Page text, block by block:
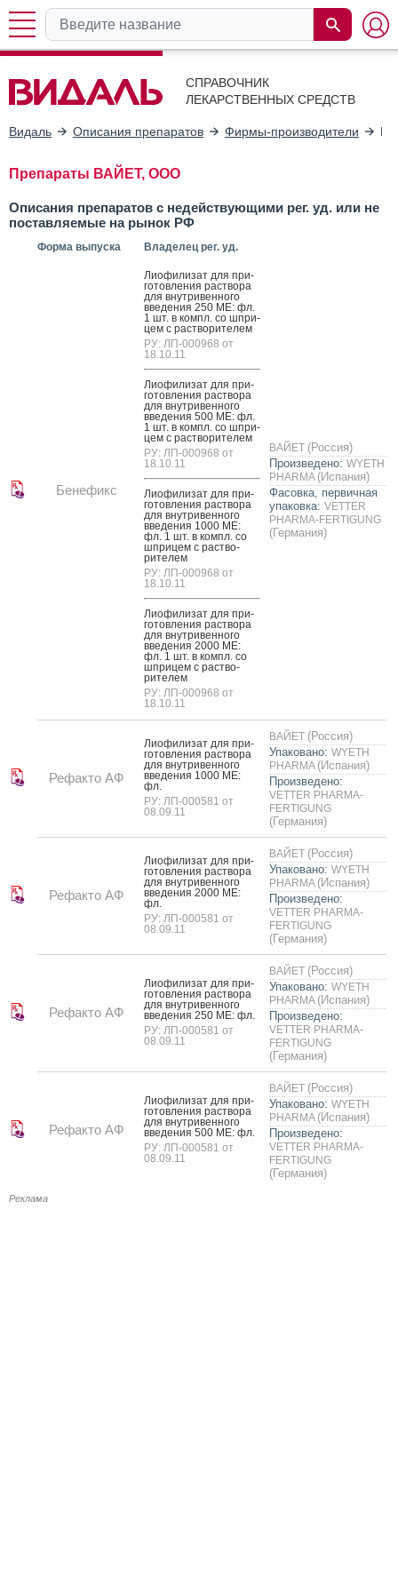
СПРАВОЧНИК
ЛЕКАРСТВЕННЫХ СРЕДСТВ
Видаль Описания препаратов Фирмы-производители
Препараты ВАЙЕТ, ООО
Описания препаратов с недействующими рег. уд. или не
поставляемые на рынок РФ
Форма выпуска Владелец рег. уд.
Бенефикс
Ли­офи­лизат для при­
готов­ле­ния рас­тво­ра
для внут­ри­вен­но­го
вве­дения 250 ME: фл.
1 шт. в компл. со шпри­
цем с рас­тво­рите­лем
РУ: ЛП-000968 от
18.10.11
Ли­офи­лизат для при­
готов­ле­ния рас­тво­ра
для внут­ри­вен­но­го
вве­дения 500 ME: фл.
1 шт. в компл. со шпри­
цем с рас­тво­рите­лем
РУ: ЛП-000968 от
18.10.11
Ли­офи­лизат для при­
готов­ле­ния рас­тво­ра
для внут­ри­вен­но­го
вве­дения 1000 ME:
фл. 1 шт. в компл. со
шпри­цем с рас­тво­
рите­лем
РУ: ЛП-000968 от
18.10.11
Ли­офи­лизат для при­
готов­ле­ния рас­тво­ра
для внут­ри­вен­но­го
вве­дения 2000 ME:
фл. 1 шт. в компл. со
шпри­цем с рас­тво­
рите­лем
РУ: ЛП-000968 от
18.10.11
ВАЙЕТ (Россия)
Произведено: WYETH
PHARMA (Испания)
Фасовка, первичная
упаковка: VETTER
PHARMA-FERTIGUNG
(Германия)
Рефакто АФ
Ли­офи­лизат для при­
готов­ле­ния рас­тво­ра
для внут­ри­вен­но­го
вве­дения 1000 МЕ:
фл.
РУ: ЛП-000581 от
08.09.11
ВАЙЕТ (Россия)
Упаковано: WYETH
PHARMA (Испания)
Произведено:
VETTER PHARMA-
FERTIGUNG
(Германия)
Рефакто АФ
Ли­офи­лизат для при­
готов­ле­ния рас­тво­ра
для внут­ри­вен­но­го
вве­дения 2000 МЕ:
фл.
РУ: ЛП-000581 от
08.09.11
ВАЙЕТ (Россия)
Упаковано: WYETH
PHARMA (Испания)
Произведено:
VETTER PHARMA-
FERTIGUNG
(Германия)
Рефакто АФ
Ли­офи­лизат для при­
готов­ле­ния рас­тво­ра
для внут­ри­вен­но­го
вве­дения 250 МЕ: фл.
РУ: ЛП-000581 от
08.09.11
ВАЙЕТ (Россия)
Упаковано: WYETH
PHARMA (Испания)
Произведено:
VETTER PHARMA-
FERTIGUNG
(Германия)
Рефакто АФ
Ли­офи­лизат для при­
готов­ле­ния рас­тво­ра
для внут­ри­вен­но­го
вве­дения 500 МЕ: фл.
РУ: ЛП-000581 от
08.09.11
ВАЙЕТ (Россия)
Упаковано: WYETH
PHARMA (Испания)
Произведено:
VETTER PHARMA-
FERTIGUNG
(Германия)
Реклама